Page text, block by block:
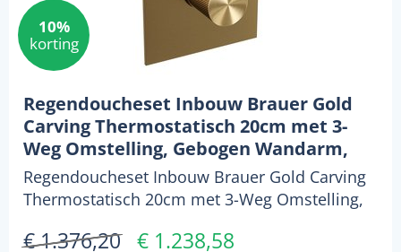
10%
korting
Regendoucheset Inbouw Brauer Gold
Carving Thermostatisch 20cm met 3-
Weg Omstelling, Gebogen Wandarm,
Glijstang en Staaf Handdouche
Geborsteld Goud
Regendoucheset Inbouw Brauer Gold Carving
Thermostatisch 20cm met 3-Weg Omstelling,
€ 1.376,20 € 1.238,58